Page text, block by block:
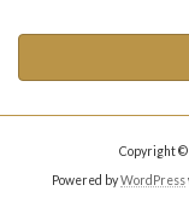
Copyright ©
Powered byWordPress